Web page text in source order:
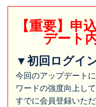
【重要】申
デート
▼初回ログイ
今回のアップデート
ワードの強度向上して
すでに会員登録いた